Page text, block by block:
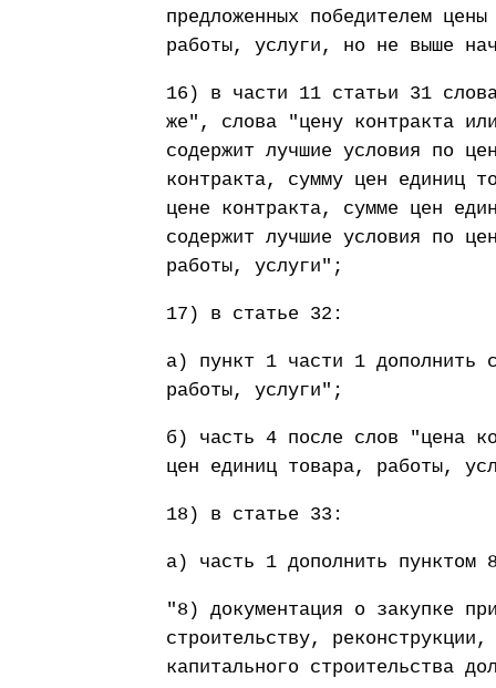
предложенных победителем
работы, услуги, но не выше
16) в части 11 статьи 31
же", слова "цену контракта
содержит лучшие условия по
контракта, сумму цен единиц
цене контракта, сумме цен
содержит лучшие условия по
работы, услуги";
17) в статье 32:
а) пункт 1 части 1 дополнить
работы, услуги";
б) часть 4 после слов "цена
цен единиц товара, работы,
18) в статье 33:
а) часть 1 дополнить пунктом
"8) документация о закупке
строительству,
капитального строительства